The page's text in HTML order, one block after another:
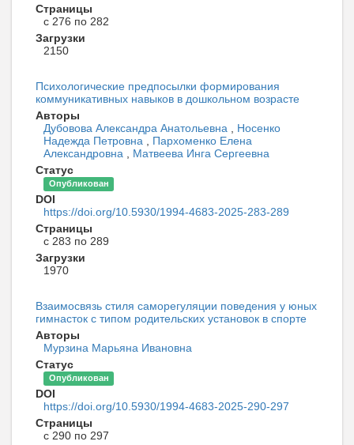
Страницы
с 276 по 282
Загрузки
2150
Психологические предпосылки формирования
коммуникативных навыков в дошкольном возрасте
Авторы
Дубовова Александра Анатольевна , Носенко
Надежда Петровна , Пархоменко Елена
Александровна , Матвеева Инга Сергеевна
Статус
Опубликован
DOI
https://doi.org/10.5930/1994-4683-2025-283-289
Страницы
с 283 по 289
Загрузки
1970
Взаимосвязь стиля саморегуляции поведения у юных
гимнасток с типом родительских установок в спорте
Авторы
Мурзина Марьяна Ивановна
Статус
Опубликован
DOI
https://doi.org/10.5930/1994-4683-2025-290-297
Страницы
с 290 по 297